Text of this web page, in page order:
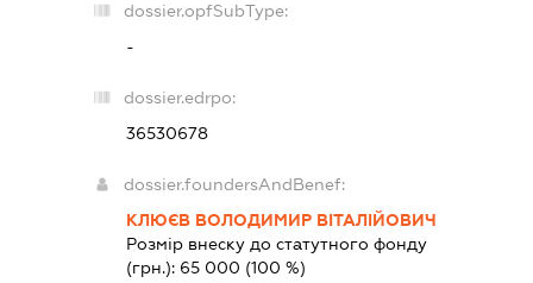
dossier.opfSubType:
-
dossier.edrpo:
36530678
dossier.foundersAndBenef:
КЛЮЄВ ВОЛОДИМИР ВІТАЛІЙОВИЧ
Розмір внеску до статутного фонду
(грн.): 65 000 (100 %)